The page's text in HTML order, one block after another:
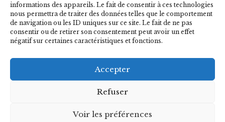
informations des appareils. Le fait de consentir à ces technologies
nous permettra de traiter des données telles que le comportement
de navigation ou les ID uniques sur ce site. Le fait de ne pas
consentir ou de retirer son consentement peut avoir un effet
négatif sur certaines caractéristiques et fonctions.
Accepter
Refuser
Voir les préférences
DOCUMENTS
NOUS CONTACTER
© 2026 BADER - Tous droits réservés
Déclaration de confidentialité
CACTUSAgence conseil en communication